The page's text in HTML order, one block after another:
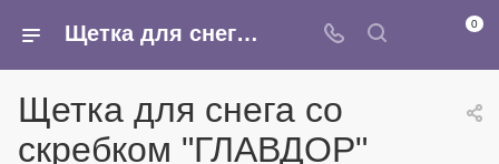
Щетка для снега со скребком "ГЛАВДОР" GL-591, 50 см, поролоновая ручка, голубая /20 - купить в интернет-магазине Армина 0
Щетка для снега со
скребком "ГЛАВДОР"